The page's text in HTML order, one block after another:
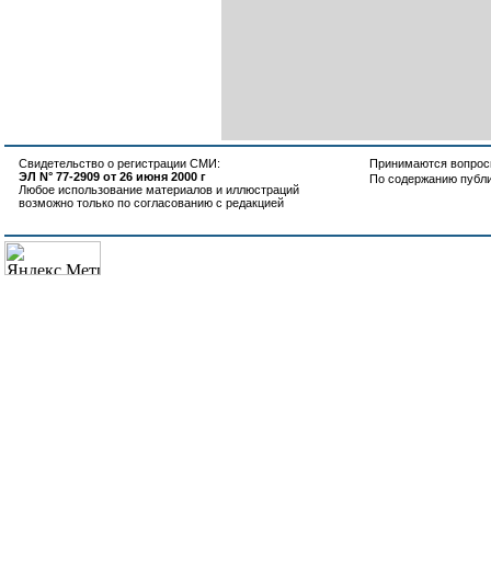
Свидетельство о регистрации СМИ:
ЭЛ N° 77-2909 от 26 июня 2000 г
Любое использование материалов и иллюстраций
возможно только по согласованию с редакцией
Принимаются
По содержанию